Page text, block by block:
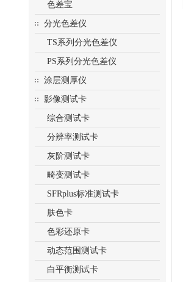
色差宝
分光色差仪
TS系列分光色差仪
PS系列分光色差仪
涂层测厚仪
影像测试卡
综合测试卡
分辨率测试卡
灰阶测试卡
畸变测试卡
SFRplus标准测试卡
肤色卡
色彩还原卡
动态范围测试卡
白平衡测试卡